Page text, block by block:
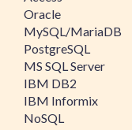
Oracle
MySQL/MariaDB
PostgreSQL
MS SQL Server
IBM DB2
IBM Informix
NoSQL